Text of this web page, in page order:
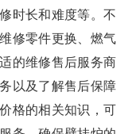
时长和难度等。不
修零件更换、燃气
的维修售后服务商
以及了解售后保障
格的相关知识，可